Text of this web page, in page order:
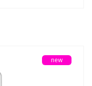
new